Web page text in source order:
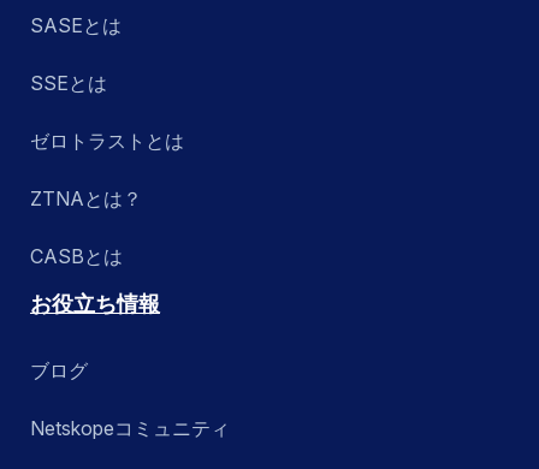
SASEとは
SSEとは
ゼロトラストとは
ZTNAとは？
CASBとは
お役立ち情報
ブログ
Netskopeコミュニティ